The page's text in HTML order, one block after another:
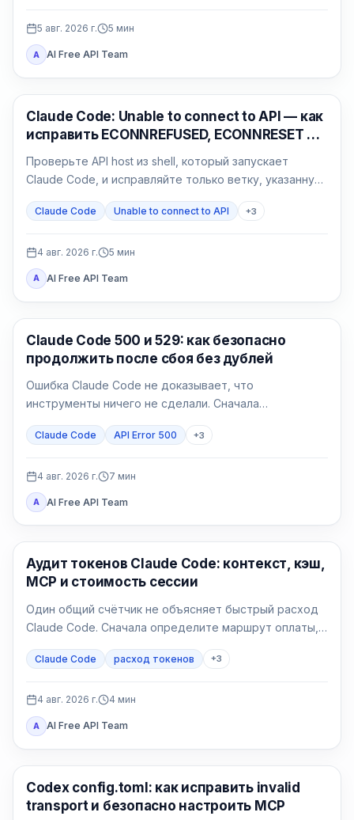
5 авг. 2026 г. 5 мин
A AI Free API Team
Claude Code
Claude Code: Unable to connect to API — как
исправить ECONNREFUSED, ECONNRESET и
Проверьте API host из shell, который запускает
Claude Code, и исправляйте только ветку, указанную
Claude Code Unable to connect to API +3
4 авг. 2026 г. 5 мин
A AI Free API Team
Claude Code
Claude Code 500 и 529: как безопасно
продолжить после сбоя без дублей
Ошибка Claude Code не доказывает, что
инструменты ничего не сделали. Сначала
и сверьте эффекты.
Claude Code API Error 500 +3
4 авг. 2026 г. 7 мин
A AI Free API Team
Claude Code
Аудит токенов Claude Code: контекст, кэш,
MCP и стоимость сессии
Один общий счётчик не объясняет быстрый расход
Claude Code. Сначала определите маршрут оплаты,
и чистую сессию.
Claude Code расход токенов +3
4 авг. 2026 г. 4 мин
A AI Free API Team
Инструменты AI-разработки
Codex config.toml: как исправить invalid
transport и безопасно настроить MCP